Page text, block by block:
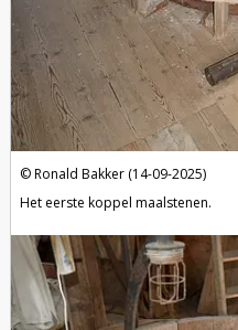
Ronald Bakker (14-09-2025)
Het eerste koppel maalstenen.